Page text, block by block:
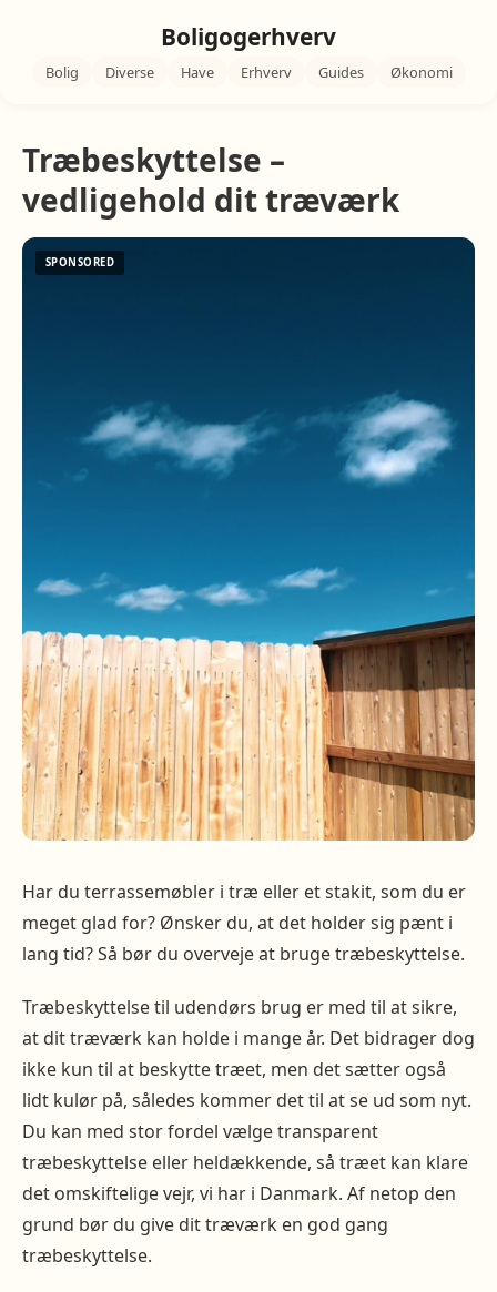
Boligogerhverv
Bolig Diverse Have Erhverv Guides Økonomi
Træbeskyttelse –
vedligehold dit træværk
Har du terrassemøbler i træ eller et stakit, som du er
meget glad for? Ønsker du, at det holder sig pænt i
lang tid? Så bør du overveje at bruge træbeskyttelse.
Træbeskyttelse til udendørs brug er med til at sikre,
at dit træværk kan holde i mange år. Det bidrager dog
ikke kun til at beskytte træet, men det sætter også
lidt kulør på, således kommer det til at se ud som nyt.
Du kan med stor fordel vælge transparent
træbeskyttelse eller heldækkende, så træet kan klare
det omskiftelige vejr, vi har i Danmark. Af netop den
grund bør du give dit træværk en god gang
træbeskyttelse.